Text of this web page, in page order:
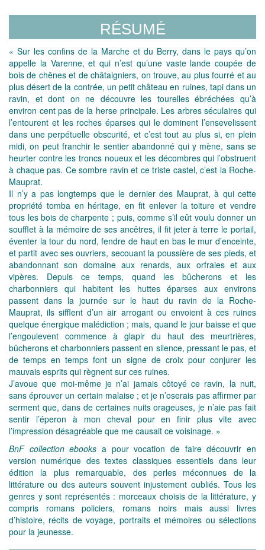
RÉSUMÉ
« Sur les confins de la Marche et du Berry, dans le pays qu’on
appelle la Varenne, et qui n’est qu’une vaste lande coupée de
bois de chênes et de châtaigniers, on trouve, au plus fourré et au
plus désert de la contrée, un petit château en ruines, tapi dans un
ravin, et dont on ne découvre les tourelles ébréchées qu’à
environ cent pas de la herse principale. Les arbres séculaires qui
l’entourent et les roches éparses qui le dominent l’ensevelissent
dans une perpétuelle obscurité, et c’est tout au plus si, en plein
midi, on peut franchir le sentier abandonné qui y mène, sans se
heurter contre les troncs noueux et les décombres qui l’obstruent
à chaque pas. Ce sombre ravin et ce triste castel, c’est la Roche-
Mauprat.
Il n’y a pas longtemps que le dernier des Mauprat, à qui cette
propriété tomba en héritage, en fit enlever la toiture et vendre
tous les bois de charpente ; puis, comme s’il eût voulu donner un
soufflet à la mémoire de ses ancêtres, il fit jeter à terre le portail,
éventer la tour du nord, fendre de haut en bas le mur d’enceinte,
et partit avec ses ouvriers, secouant la poussière de ses pieds, et
abandonnant son domaine aux renards, aux orfraies et aux
vipères. Depuis ce temps, quand les bûcherons et les
charbonniers qui habitent les huttes éparses aux environs
passent dans la journée sur le haut du ravin de la Roche-
Mauprat, ils sifflent d’un air arrogant ou envoient à ces ruines
quelque énergique malédiction ; mais, quand le jour baisse et que
l’engoulevent commence à glapir du haut des meurtrières,
bûcherons et charbonniers passent en silence, pressant le pas, et
de temps en temps font un signe de croix pour conjurer les
mauvais esprits qui règnent sur ces ruines.
J’avoue que moi-même je n’ai jamais côtoyé ce ravin, la nuit,
sans éprouver un certain malaise ; et je n’oserais pas affirmer par
serment que, dans de certaines nuits orageuses, je n’aie pas fait
sentir l’éperon à mon cheval pour en finir plus vite avec
l’impression désagréable que me causait ce voisinage. »
BnF collection ebooks a pour vocation de faire découvrir en
version numérique des textes classiques essentiels dans leur
édition la plus remarquable, des perles méconnues de la
littérature ou des auteurs souvent injustement oubliés. Tous les
genres y sont représentés : morceaux choisis de la littérature, y
compris romans policiers, romans noirs mais aussi livres
d’histoire, récits de voyage, portraits et mémoires ou sélections
pour la jeunesse.